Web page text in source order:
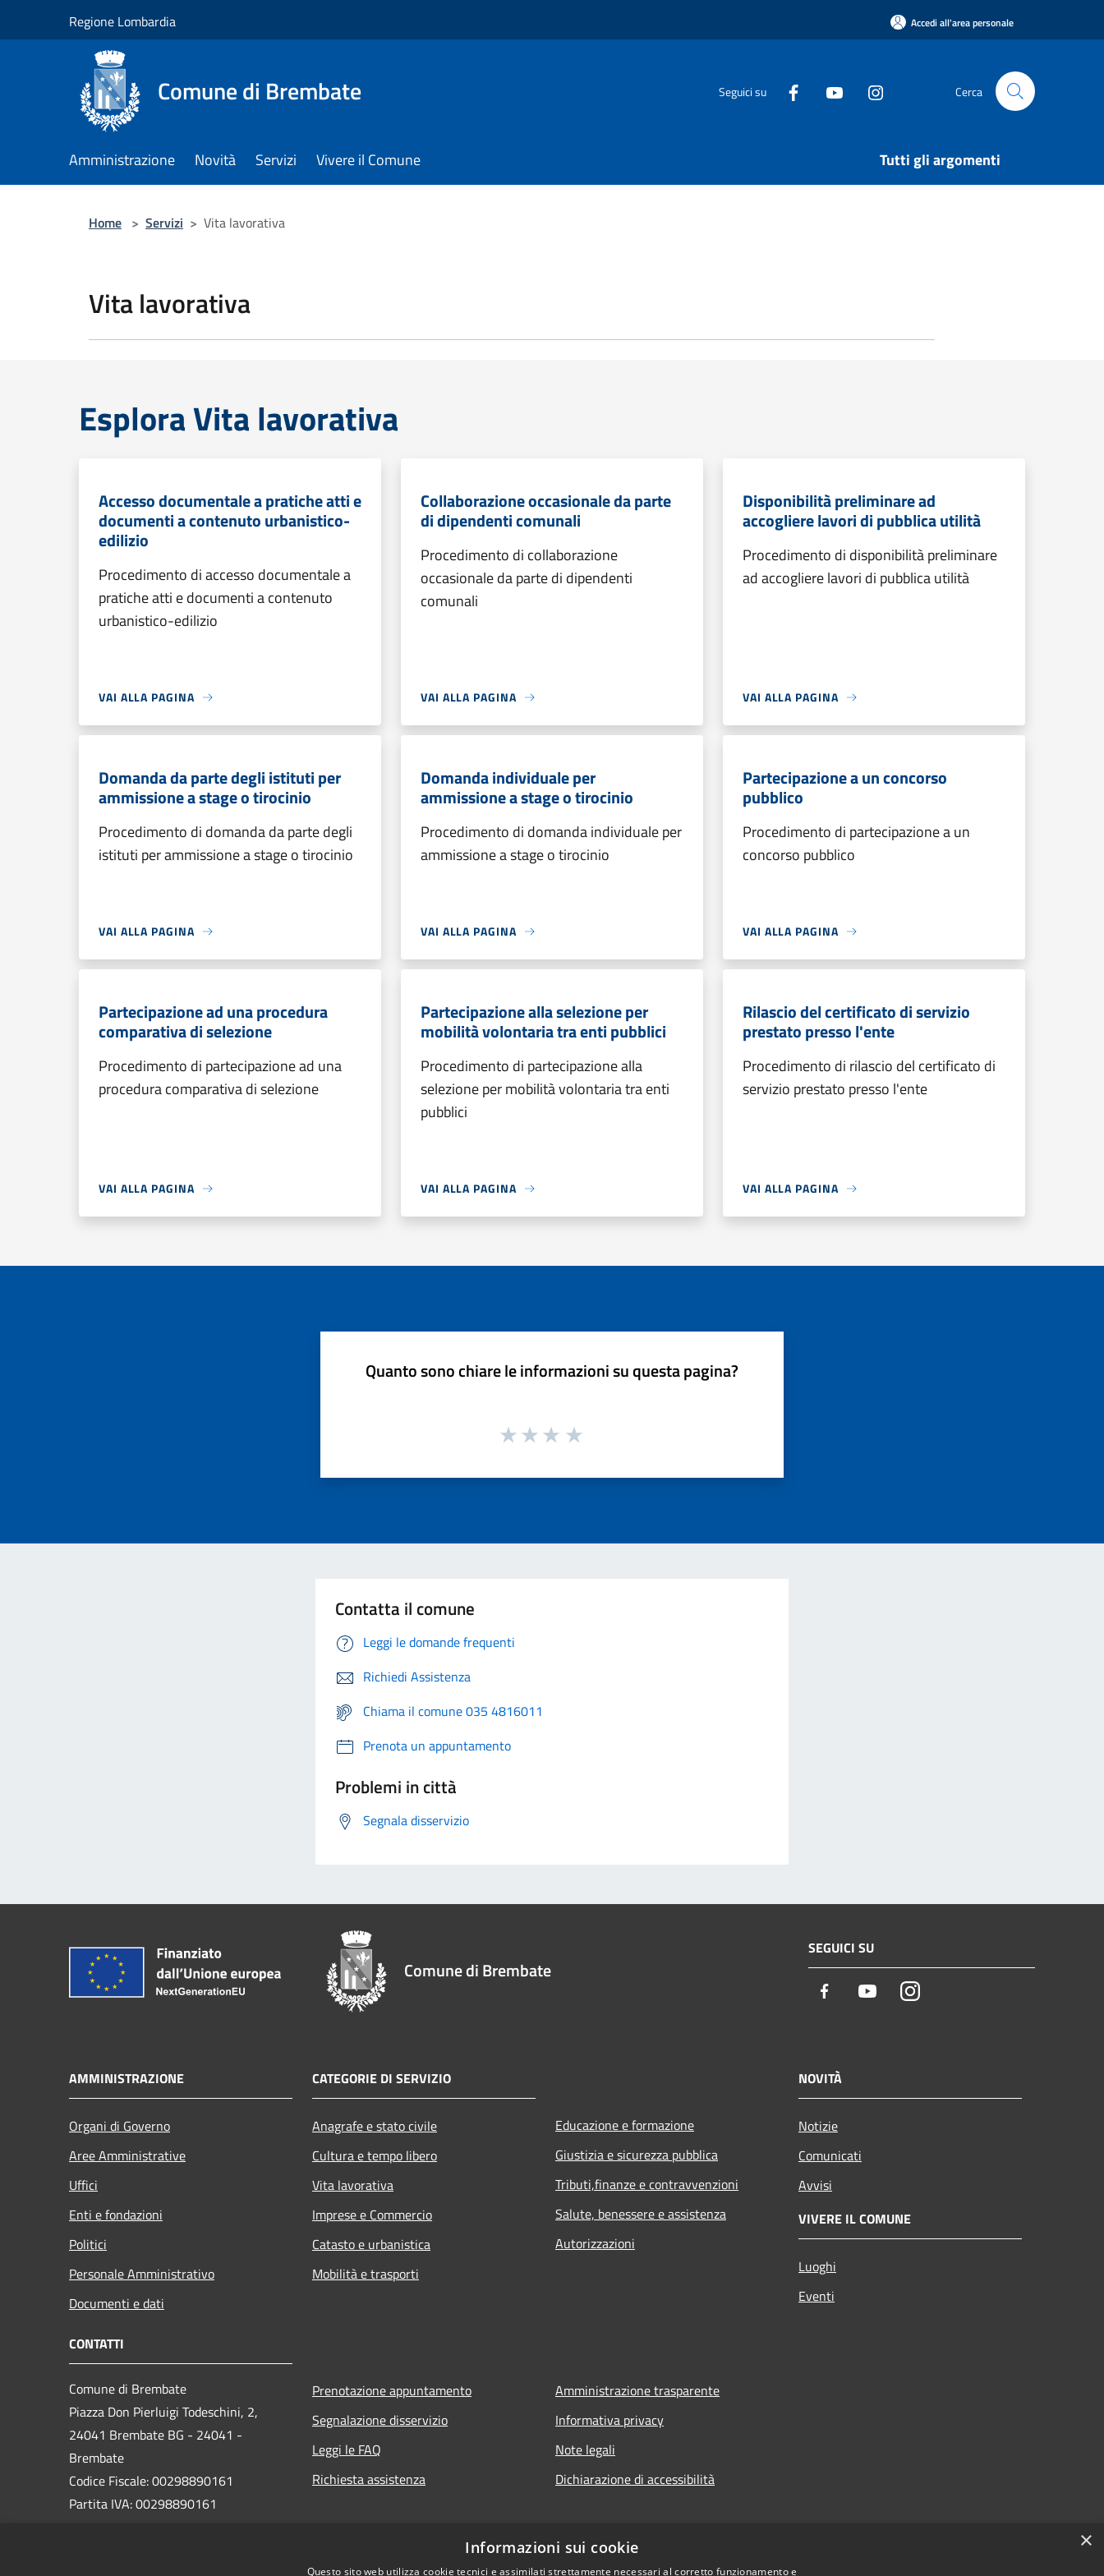
Regione Lombardia Accedi all'area personale
Comune di Brembate Seguici su Cerca
Amministrazione Novità Servizi Vivere il Comune Tutti gli argomenti
Home > Servizi > Vita lavorativa
Vita lavorativa
Esplora Vita lavorativa
Accesso documentale a pratiche atti e
documenti a contenuto urbanistico-
edilizio
Procedimento di accesso documentale a
pratiche atti e documenti a contenuto
urbanistico-edilizio
VAI ALLA PAGINA
Collaborazione occasionale da parte
di dipendenti comunali
Procedimento di collaborazione
occasionale da parte di dipendenti
comunali
VAI ALLA PAGINA
Disponibilità preliminare ad
accogliere lavori di pubblica utilità
Procedimento di disponibilità preliminare
ad accogliere lavori di pubblica utilità
VAI ALLA PAGINA
Domanda da parte degli istituti per
ammissione a stage o tirocinio
Procedimento di domanda da parte degli
istituti per ammissione a stage o tirocinio
VAI ALLA PAGINA
Domanda individuale per
ammissione a stage o tirocinio
Procedimento di domanda individuale per
ammissione a stage o tirocinio
VAI ALLA PAGINA
Partecipazione a un concorso
pubblico
Procedimento di partecipazione a un
concorso pubblico
VAI ALLA PAGINA
Partecipazione ad una procedura
comparativa di selezione
Procedimento di partecipazione ad una
procedura comparativa di selezione
VAI ALLA PAGINA
Partecipazione alla selezione per
mobilità volontaria tra enti pubblici
Procedimento di partecipazione alla
selezione per mobilità volontaria tra enti
pubblici
VAI ALLA PAGINA
Rilascio del certificato di servizio
prestato presso l'ente
Procedimento di rilascio del certificato di
servizio prestato presso l'ente
VAI ALLA PAGINA
Quanto sono chiare le informazioni su questa pagina?
Contatta il comune
Leggi le domande frequenti
Richiedi Assistenza
Chiama il comune 035 4816011
Prenota un appuntamento
Problemi in città
Segnala disservizio
Comune di Brembate
SEGUICI SU
Facebook YoutubeInstagram
AMMINISTRAZIONE
Organi di Governo
Aree Amministrative
Uffici
Enti e fondazioni
Politici
Personale Amministrativo
Documenti e dati
CATEGORIE DI SERVIZIO
Anagrafe e stato civile
Cultura e tempo libero
Vita lavorativa
Imprese e Commercio
Catasto e urbanistica
Mobilità e trasporti
Educazione e formazione
Giustizia e sicurezza pubblica
Tributi,finanze e contravvenzioni
Salute, benessere e assistenza
Autorizzazioni
NOVITÀ
Notizie
Comunicati
Avvisi
VIVERE IL COMUNE
Luoghi
Eventi
CONTATTI
Comune di Brembate
Piazza Don Pierluigi Todeschini, 2,
24041 Brembate BG - 24041 -
Brembate
Codice Fiscale: 00298890161
Partita IVA: 00298890161
Prenotazione appuntamento
Segnalazione disservizio
Leggi le FAQ
Richiesta assistenza
Amministrazione trasparente
Informativa privacy
Note legali
Dichiarazione di accessibilità
×
Informazioni sui cookie
Questo sito web utilizza cookie tecnici e assimilati strettamente necessari al corretto funzionamento e